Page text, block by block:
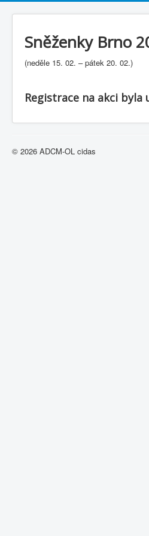
Sněženky Brno
(neděle 15. 02. – pátek 20. 02.)
Registrace na akci byla
© 2026 ADCM-OL cidas